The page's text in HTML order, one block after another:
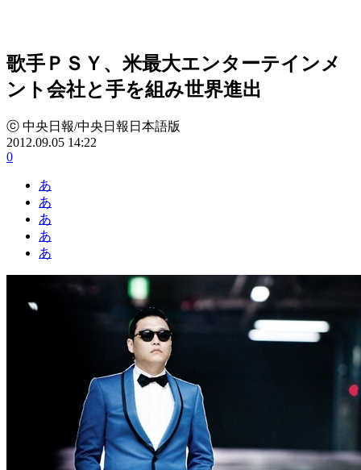
歌手ＰＳＹ、米最大エンターテインメ
ント会社と手を組み世界進出
ⓒ 中央日報/中央日報日本語版
2012.09.05 14:22
0
あ
あ
あ
あ
あ